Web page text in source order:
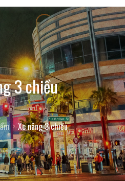
3 chiều
Xe nâng 3 chiều